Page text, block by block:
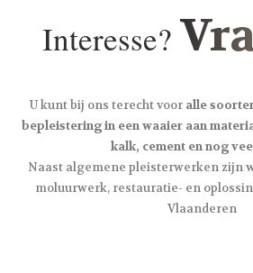
Interesse?
U kunt bij ons terecht voor alle
bepleistering in een waaier aan
kalk, cement en nog
Naast algemene pleisterwerken zijn
moluurwerk, restauratie- en
Vlaanderen